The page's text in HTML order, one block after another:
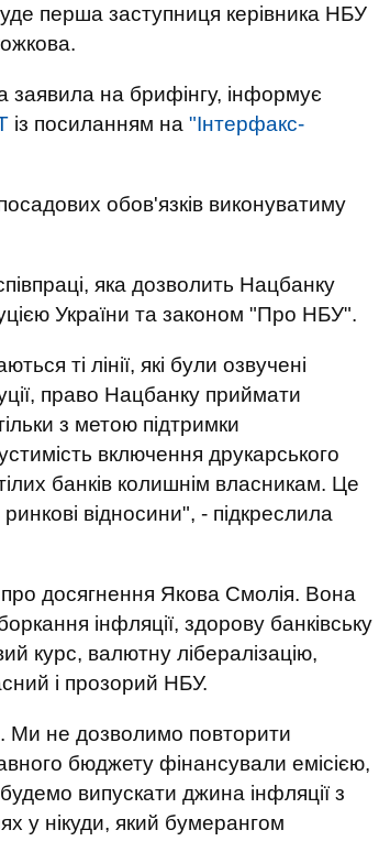
перша заступниця керівника НБУ
заявила на брифінгу, інформує
із посиланням на "Інтерфакс-
обов'язків виконуватиму
яка дозволить Нацбанку
України та законом "Про НБУ".
ті лінії, які були озвучені
право Нацбанку приймати
з метою підтримки
включення друкарського
банків колишнім власникам. Це
відносини", - підкреслила
досягнення Якова Смолія. Вона
інфляції, здорову банківську
курс, валютну лібералізацію,
і прозорий НБУ.
Ми не дозволимо повторити
бюджету фінансували емісією,
випускати джина інфляції з
у нікуди, який бумерангом